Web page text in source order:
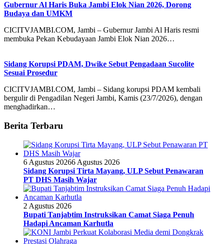
Gubernur Al Haris Buka Jambi Elok Nian 2026, Dorong
Budaya dan UMKM
CICITVJAMBI.COM, Jambi – Gubernur Jambi Al Haris resmi
membuka Pekan Kebudayaan Jambi Elok Nian 2026…
Sidang Korupsi PDAM, Dwike Sebut Pengadaan Sucolite
Sesuai Prosedur
CICITVJAMBI.COM, Jambi – Sidang korupsi PDAM kembali
bergulir di Pengadilan Negeri Jambi, Kamis (23/7/2026), dengan
menghadirkan…
Berita Terbaru
6 Agustus 20266 Agustus 2026
Sidang Korupsi Tirta Mayang, ULP Sebut Penawaran
PT DHS Masih Wajar
2 Agustus 2026
Bupati Tanjabtim Instruksikan Camat Siaga Penuh
Hadapi Ancaman Karhutla